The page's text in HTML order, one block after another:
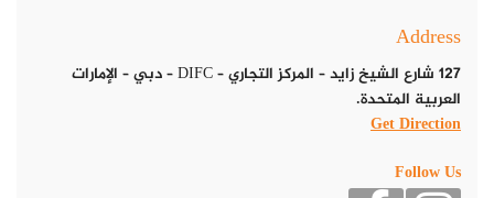
Address
127 شارع الشيخ زايد – المركز التجاري – DIFC – دبي – الإمارات
العربية المتحدة.
Get Direction
Follow Us